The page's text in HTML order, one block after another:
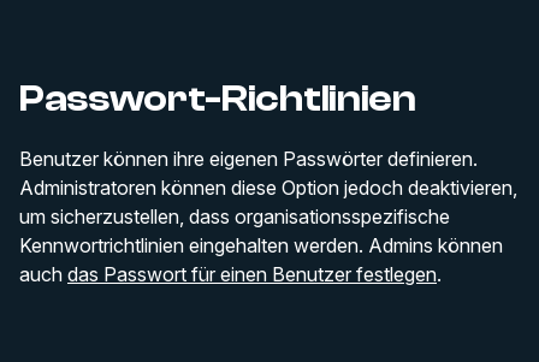
Passwort-Richtlinien
Benutzer können ihre eigenen Passwörter definieren.
Administratoren können diese Option jedoch deaktivieren,
um sicherzustellen, dass organisationsspezifische
Kennwortrichtlinien eingehalten werden. Admins können
auch das Passwort für einen Benutzer festlegen.